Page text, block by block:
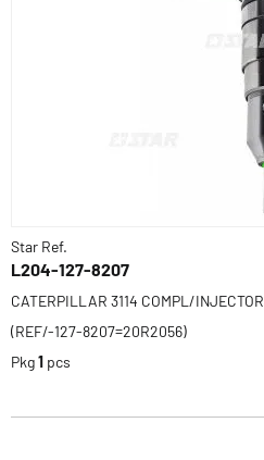
Star Ref.
L204-127-8207
CATERPILLAR 3114 COMPL/INJECTOR
(REF/-127-8207=20R2056)
Pkg1 pcs